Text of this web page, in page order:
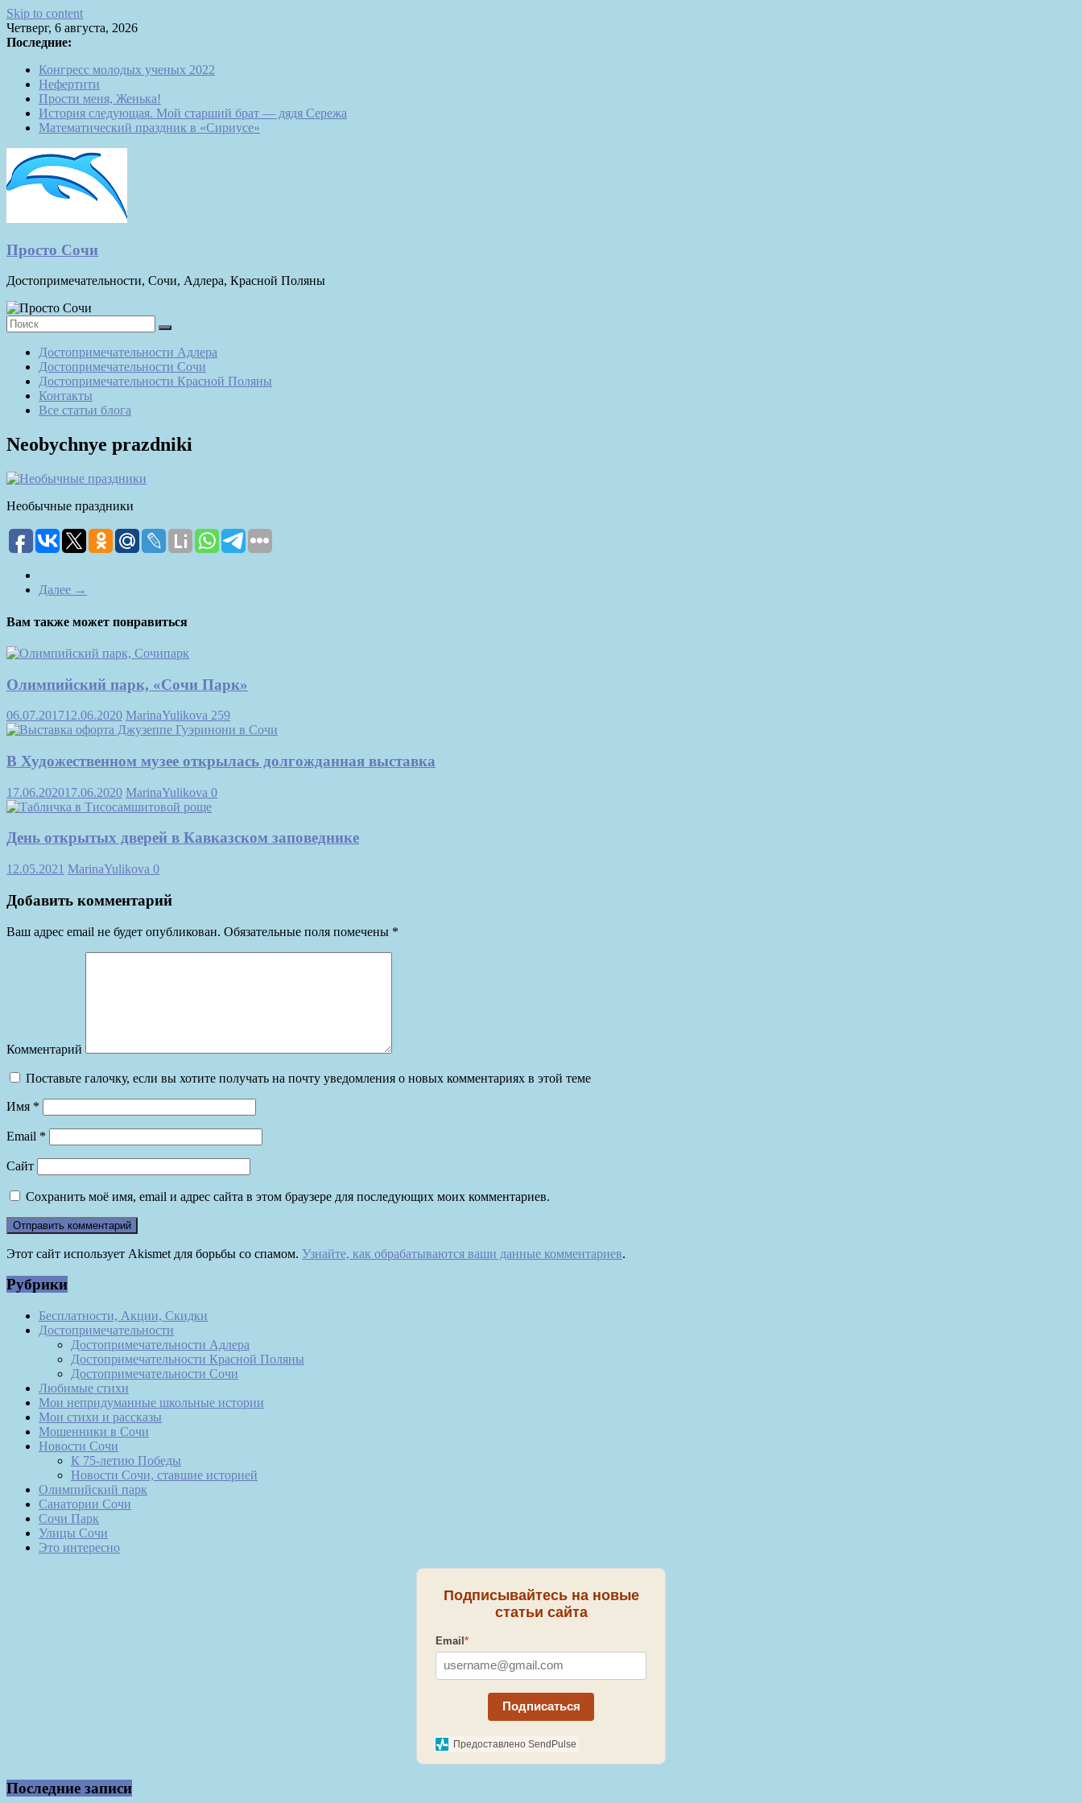
Skip to content
Четверг, 6 августа, 2026
Последние:
Конгресс молодых ученых 2022
Нефертити
Прости меня, Женька!
История следующая. Мой старший брат — дядя Сережа
Математический праздник в «Сириусе»
Просто Сочи
Достопримечательности, Сочи, Адлера, Красной Поляны
Достопримечательности Адлера
Достопримечательности Сочи
Достопримечательности Красной Поляны
Контакты
Все статьи блога
Neobychnye prazdniki
Необычные праздники
Далее →
Вам также может понравиться
Олимпийский парк, «Сочи Парк»
06.07.201712.06.2020 MarinaYulikova 259
В Художественном музее открылась долгожданная выставка
17.06.202017.06.2020 MarinaYulikova 0
День открытых дверей в Кавказском заповеднике
12.05.2021 MarinaYulikova 0
Добавить комментарий
Ваш адрес email не будет опубликован. Обязательные поля помечены *
Комментарий
Поставьте галочку, если вы хотите получать на почту уведомления о новых комментариях в этой теме
Имя *
Email *
Сайт
Сохранить моё имя, email и адрес сайта в этом браузере для последующих моих комментариев.
Этот сайт использует Akismet для борьбы со спамом. Узнайте, как обрабатываются ваши данные комментариев.
Рубрики
Бесплатности, Акции, Скидки
Достопримечательности
Достопримечательности Адлера
Достопримечательности Красной Поляны
Достопримечательности Сочи
Любимые стихи
Мои непридуманные школьные истории
Мои стихи и рассказы
Мошенники в Сочи
Новости Сочи
К 75-летию Победы
Новости Сочи, ставшие историей
Олимпийский парк
Санатории Сочи
Сочи Парк
Улицы Сочи
Это интересно
Подписывайтесь на новые
статьи сайта
Email *
Подписаться
Предоставлено SendPulse
Последние записи